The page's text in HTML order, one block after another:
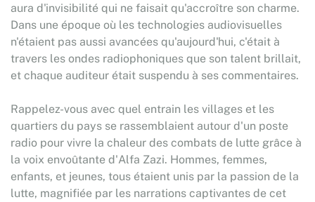
aura d'invisibilité qui ne faisait qu'accroître son charme.
Dans une époque où les technologies audiovisuelles
n'étaient pas aussi avancées qu'aujourd'hui, c'était à
travers les ondes radiophoniques que son talent brillait,
et chaque auditeur était suspendu à ses commentaires.
Rappelez-vous avec quel entrain les villages et les
quartiers du pays se rassemblaient autour d'un poste
radio pour vivre la chaleur des combats de lutte grâce à
la voix envoûtante d'Alfa Zazi. Hommes, femmes,
enfants, et jeunes, tous étaient unis par la passion de la
lutte, magnifiée par les narrations captivantes de cet